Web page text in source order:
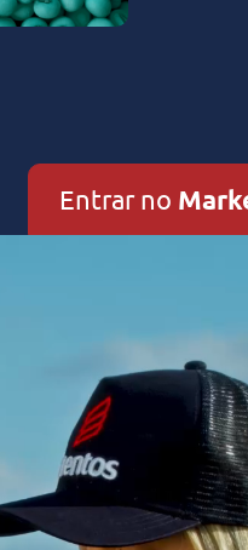
Entrar no